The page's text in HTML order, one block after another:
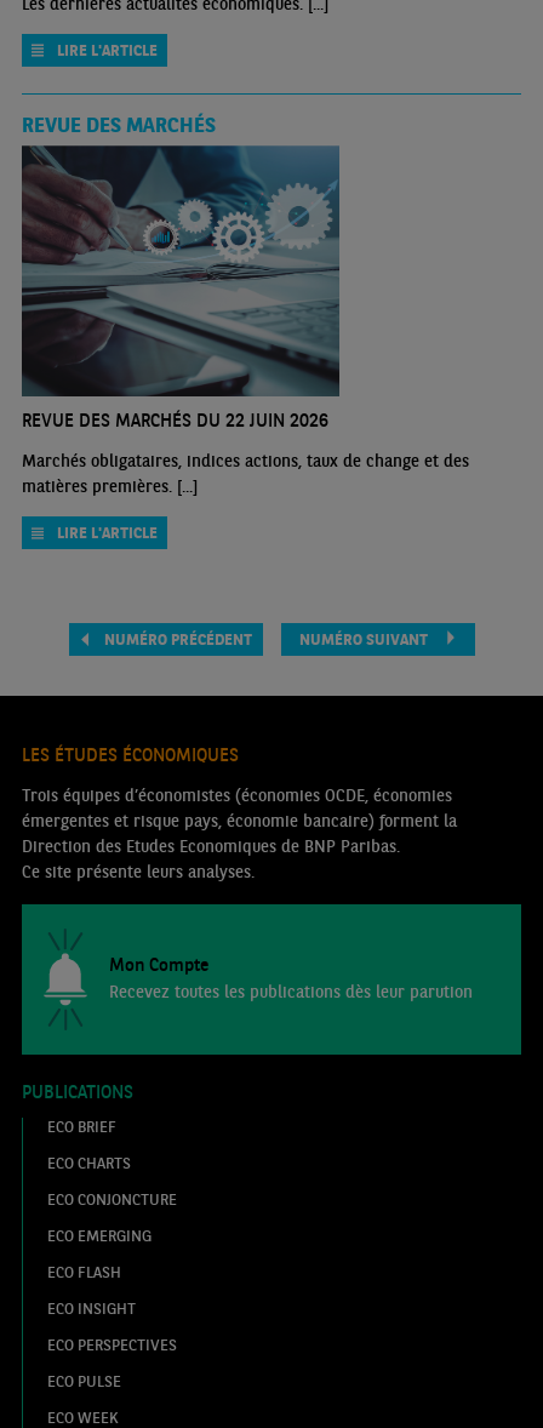
LIRE L'ARTICLE
REVUE DES MARCHÉS
REVUE DES MARCHÉS DU 22 JUIN 2026
Marchés obligataires, indices actions, taux de change et des
matières premières. [...]
LIRE L'ARTICLE
NUMÉRO PRÉCÉDENT NUMÉRO SUIVANT
LES ÉTUDES ÉCONOMIQUES
Trois équipes d’économistes (économies OCDE, économies
émergentes et risque pays, économie bancaire) forment la
Direction des Etudes Economiques de BNP Paribas.
Ce site présente leurs analyses.
Mon Compte
Recevez toutes les publications dès leur parution
PUBLICATIONS
ECO BRIEF
ECO CHARTS
ECO CONJONCTURE
ECO EMERGING
ECO FLASH
ECO INSIGHT
ECO PERSPECTIVES
ECO PULSE
ECO WEEK